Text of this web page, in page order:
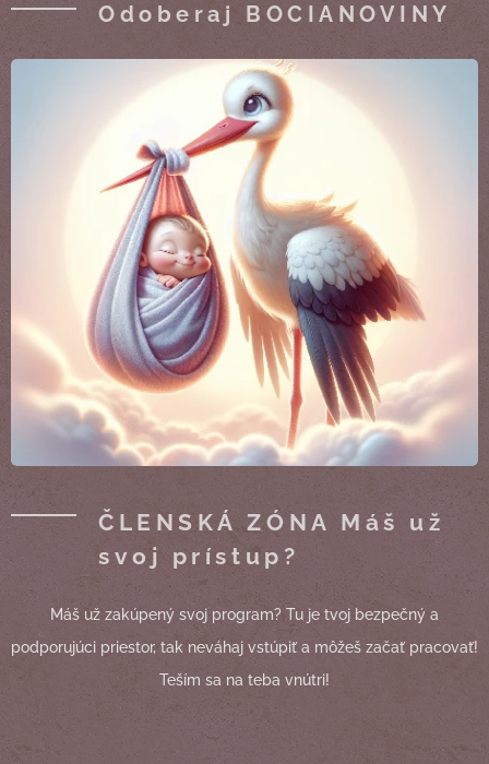
Odoberaj BOCIANOVINY
ČLENSKÁ ZÓNA Máš už
svoj prístup?
Máš už zakúpený svoj program? Tu je tvoj bezpečný a
podporujúci priestor, tak neváhaj vstúpiť a môžeš začať pracovať!
Teším sa na teba vnútri!